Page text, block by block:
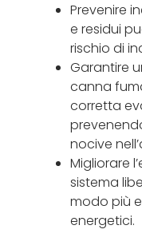
Prevenire
e residui
rischio di
Garantire
canna
corretta
nocive
Migliorare
sistema
modo più
energetici.